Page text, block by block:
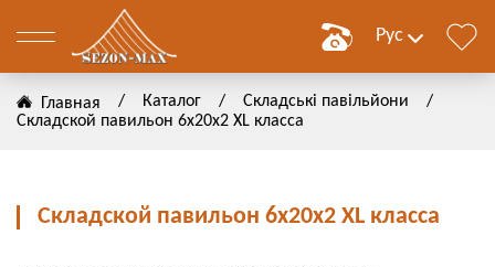
Рус
Главная / Каталог / Складські павільйони
/
Складской павильон 6х20х2 ХL класса
Складской павильон 6х20х2 ХL класса